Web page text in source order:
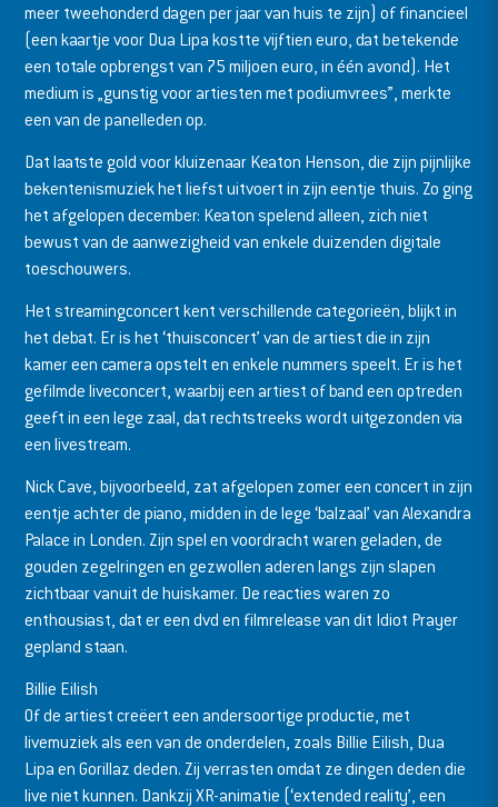
meer tweehonderd dagen per jaar van huis te zijn) of financieel
(een kaartje voor Dua Lipa kostte vijftien euro, dat betekende
een totale opbrengst van 75 miljoen euro, in één avond). Het
medium is „gunstig voor artiesten met podiumvrees”, merkte
een van de panelleden op.
Dat laatste gold voor kluizenaar Keaton Henson, die zijn pijnlijke
bekentenismuziek het liefst uitvoert in zijn eentje thuis. Zo ging
het afgelopen december: Keaton spelend alleen, zich niet
bewust van de aanwezigheid van enkele duizenden digitale
toeschouwers.
Het streamingconcert kent verschillende categorieën, blijkt in
het debat. Er is het ‘thuisconcert’ van de artiest die in zijn
kamer een camera opstelt en enkele nummers speelt. Er is het
gefilmde liveconcert, waarbij een artiest of band een optreden
geeft in een lege zaal, dat rechtstreeks wordt uitgezonden via
een livestream.
Nick Cave, bijvoorbeeld, zat afgelopen zomer een concert in zijn
eentje achter de piano, midden in de lege ‘balzaal’ van Alexandra
Palace in Londen. Zijn spel en voordracht waren geladen, de
gouden zegelringen en gezwollen aderen langs zijn slapen
zichtbaar vanuit de huiskamer. De reacties waren zo
enthousiast, dat er een dvd en filmrelease van dit Idiot Prayer
gepland staan.
Billie Eilish
Of de artiest creëert een andersoortige productie, met
livemuziek als een van de onderdelen, zoals Billie Eilish, Dua
Lipa en Gorillaz deden. Zij verrasten omdat ze dingen deden die
live niet kunnen. Dankzij XR-animatie (‘extended reality’, een